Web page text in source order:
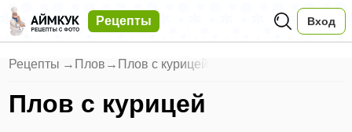
Рецепты Вход
Рецепты → Плов → Плов с курицей
Плов с курицей